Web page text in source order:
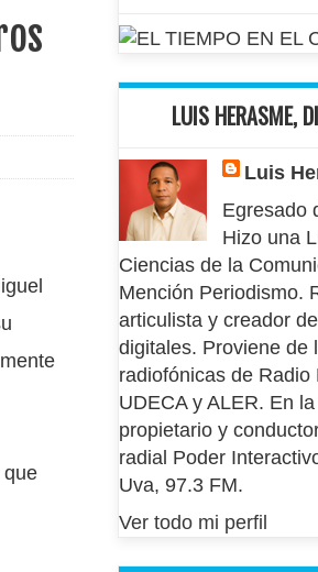
que
LUIS HERASME,
Luis
Egresado
Hizo una
Ciencias de la
Mención Periodismo.
articulista y creador
digitales. Proviene de
radiofónicas de Radio
UDECA y ALER. En
propietario y
radial Poder
Uva, 97.3 FM.
Ver todo mi perfil